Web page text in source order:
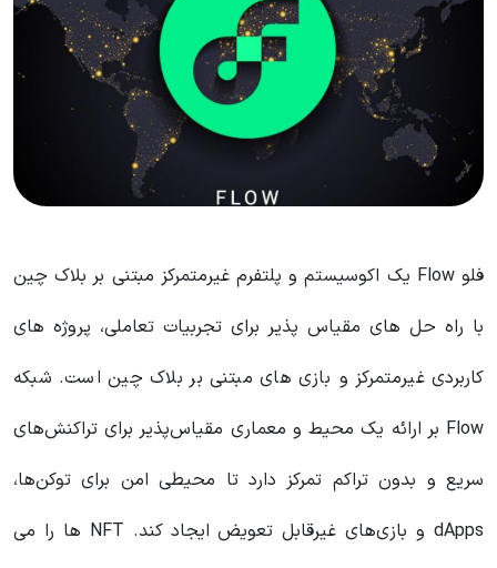
فلو Flow یک اکوسیستم و پلتفرم غیرمتمرکز مبتنی بر بلاک چین
با راه حل های مقیاس پذیر برای تجربیات تعاملی، پروژه های
کاربردی غیرمتمرکز و بازی های مبتنی بر بلاک چین است. شبکه
Flow بر ارائه یک محیط و معماری مقیاس‌پذیر برای تراکنش‌های
سریع و بدون تراکم تمرکز دارد تا محیطی امن برای توکن‌ها،
dApps و بازی‌های غیرقابل تعویض ایجاد کند. NFT ها را می